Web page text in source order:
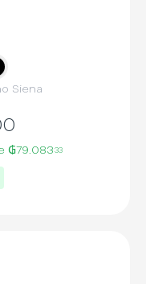
2
Slide
Siena
₲79.083 33